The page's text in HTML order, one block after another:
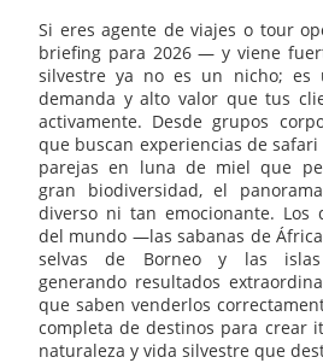
Si eres agente de viajes o tour
briefing para 2026 — y viene
silvestre ya no es un nicho; es
demanda y alto valor que tus
activamente. Desde grupos
que buscan experiencias de
parejas en luna de miel que
gran biodiversidad, el
diverso ni tan emocionante. Los
del mundo —las sabanas de
selvas de Borneo y las islas
generando resultados
que saben venderlos
completa de destinos para crear
naturaleza y vida silvestre que